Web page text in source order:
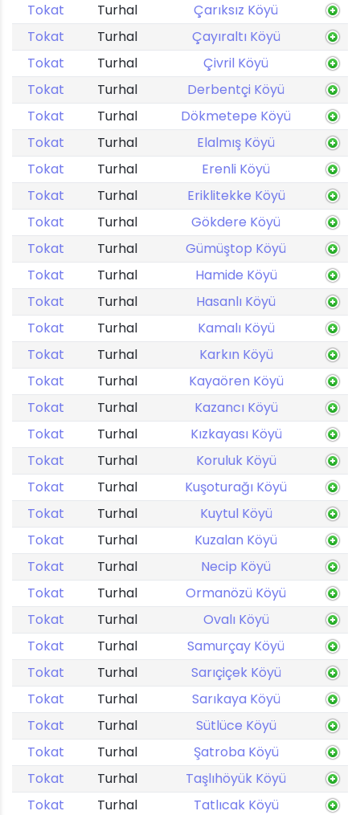
Tokat
Turhal
Çarıksız Köyü
Tokat
Turhal
Çayıraltı Köyü
Tokat
Turhal
Çivril Köyü
Tokat
Turhal
Derbentçi Köyü
Tokat
Turhal
Dökmetepe Köyü
Tokat
Turhal
Elalmış Köyü
Tokat
Turhal
Erenli Köyü
Tokat
Turhal
Eriklitekke Köyü
Tokat
Turhal
Gökdere Köyü
Tokat
Turhal
Gümüştop Köyü
Tokat
Turhal
Hamide Köyü
Tokat
Turhal
Hasanlı Köyü
Tokat
Turhal
Kamalı Köyü
Tokat
Turhal
Karkın Köyü
Tokat
Turhal
Kayaören Köyü
Tokat
Turhal
Kazancı Köyü
Tokat
Turhal
Kızkayası Köyü
Tokat
Turhal
Koruluk Köyü
Tokat
Turhal
Kuşoturağı Köyü
Tokat
Turhal
Kuytul Köyü
Tokat
Turhal
Kuzalan Köyü
Tokat
Turhal
Necip Köyü
Tokat
Turhal
Ormanözü Köyü
Tokat
Turhal
Ovalı Köyü
Tokat
Turhal
Samurçay Köyü
Tokat
Turhal
Sarıçiçek Köyü
Tokat
Turhal
Sarıkaya Köyü
Tokat
Turhal
Sütlüce Köyü
Tokat
Turhal
Şatroba Köyü
Tokat
Turhal
Taşlıhöyük Köyü
Tokat
Turhal
Tatlıcak Köyü